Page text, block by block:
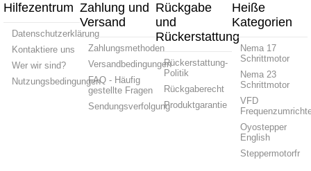
Hilfezentrum
Datenschutzerklärung
Kontaktiere uns
Wer wir sind?
Nutzungsbedingungen
Zahlung und
Versand
Zahlungsmethoden
Versandbedingungen
FAQ - Häufig
gestellte Fragen
Sendungsverfolgung
Rückgabe
und
Rückerstattung
Rückerstattung-
Politik
Rückgaberecht
Produktgarantie
Heiße
Kategorien
Nema 17
Schrittmotor
Nema 23
Schrittmotor
VFD
Oyostepper
English
Steppermotorfr